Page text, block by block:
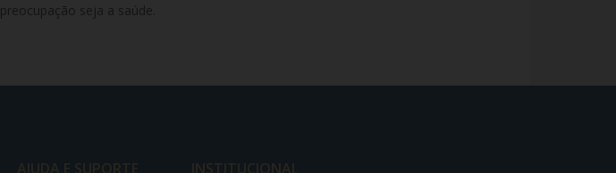
preocupação seja a saúde.
AJUDA E SUPORTE INSTITUCIONAL